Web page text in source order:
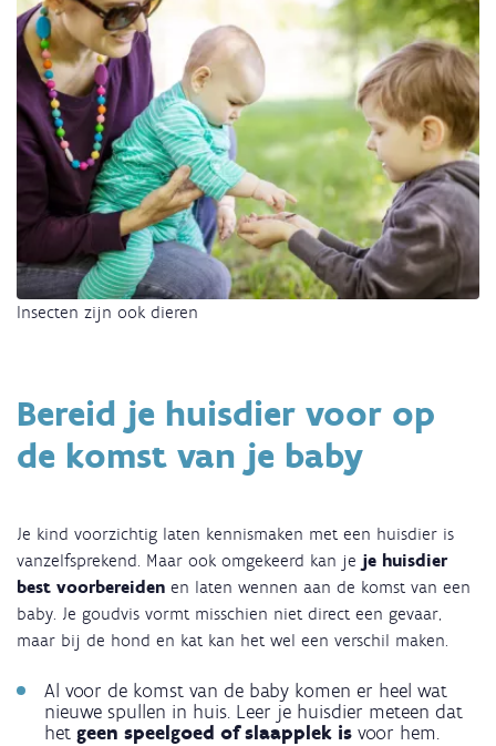
Insecten zijn ook dieren
Bereid je huisdier voor op
de komst van je baby
Je kind voorzichtig laten kennismaken met een huisdier is
vanzelfsprekend. Maar ook omgekeerd kan je je huisdier
best voorbereiden en laten wennen aan de komst van een
baby. Je goudvis vormt misschien niet direct een gevaar,
maar bij de hond en kat kan het wel een verschil maken.
Al voor de komst van de baby komen er heel wat
nieuwe spullen in huis. Leer je huisdier meteen dat
het geen speelgoed of slaapplek is voor hem.